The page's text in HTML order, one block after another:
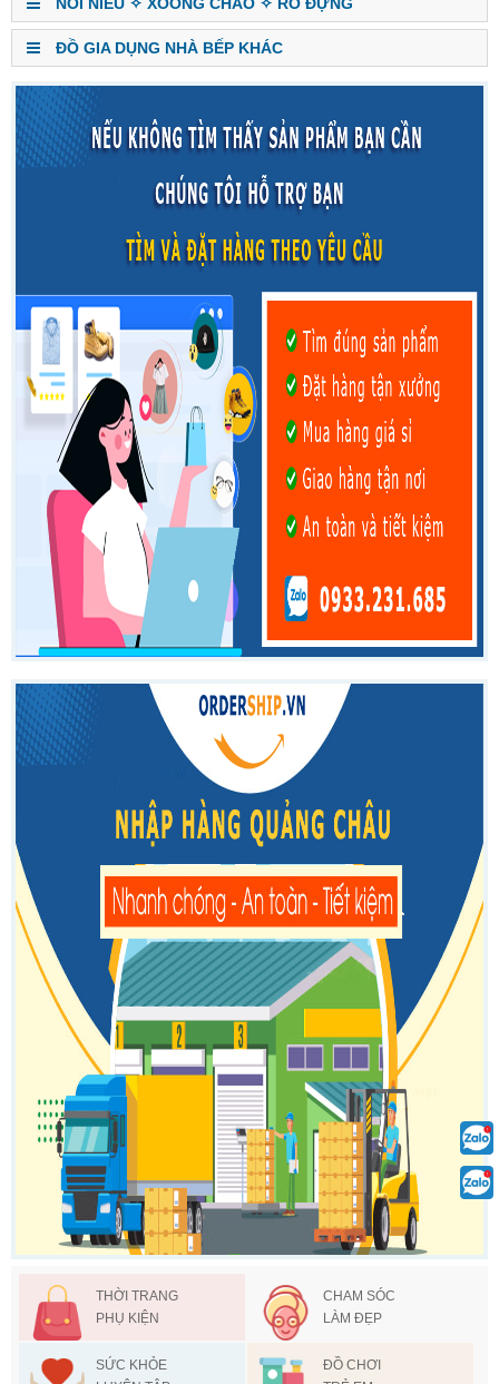
ĐỒ GIA DỤNG NHÀ BẾP KHÁC
THỜI TRANG
PHỤ KIỆN
CHAM SÓC
LÀM ĐẸP
SỨC KHỎE
ĐỒ CHƠI